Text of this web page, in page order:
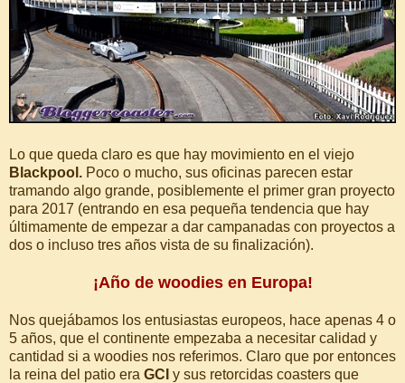
Lo que queda claro es que hay movimiento en el viejo
Blackpool. Poco o mucho, sus oficinas parecen estar
tramando algo grande, posiblemente el primer gran proyecto
para 2017 (entrando en esa pequeña tendencia que hay
últimamente de empezar a dar campanadas con proyectos a
dos o incluso tres años vista de su finalización).
¡Año de woodies en Europa!
Nos quejábamos los entusiastas europeos, hace apenas 4 o
5 años, que el continente empezaba a necesitar calidad y
cantidad si a woodies nos referimos. Claro que por entonces
la reina del patio era GCI y sus retorcidas coasters que